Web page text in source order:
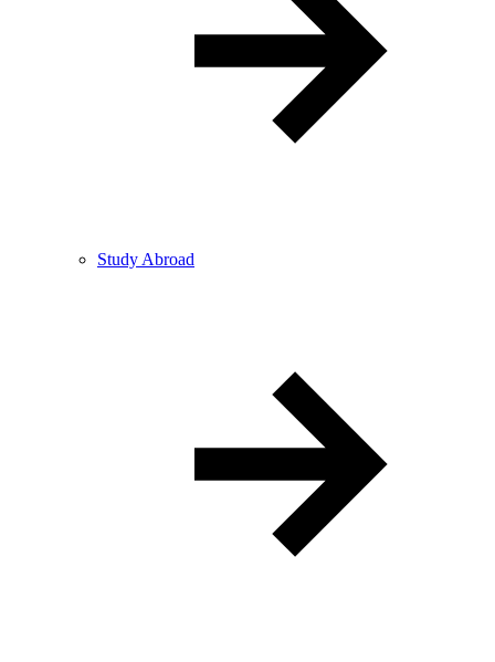
Study Abroad